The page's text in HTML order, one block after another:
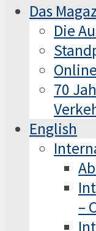
Das
Die
70
English
–